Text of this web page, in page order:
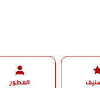
المطور